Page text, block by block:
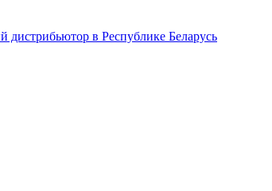
дистрибьютор в Республике Беларусь